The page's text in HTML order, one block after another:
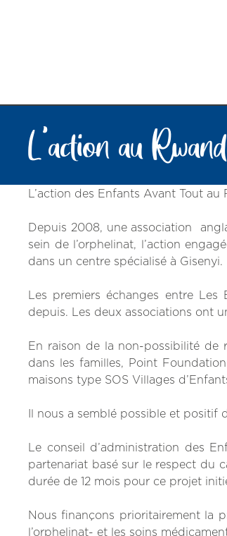
L’action au
L’action des Enfants Avant Tout
Depuis 2008, une association
sein de l’orphelinat, l’action
dans un centre spécialisé à Gisenyi.
Les premiers échanges entre
depuis. Les deux associations ont
En raison de la non-possibilité de
dans les familles, Point
maisons type SOS Villages
Il nous a semblé possible et positif
Le conseil d’administration des
partenariat basé sur le respect du
durée de 12 mois pour ce projet
Nous finançons prioritairement la
l’orphelinat- et les soins